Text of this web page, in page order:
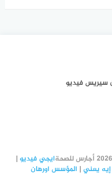
سيريس فيديو
ايجي فيديو |
يعني | المؤسس اورهان